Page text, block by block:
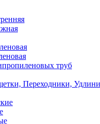
труб
Переходники,